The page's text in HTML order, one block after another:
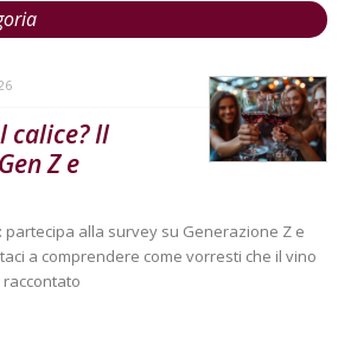
calice? Il
Z e
partecipa alla survey su Generazione Z e
a comprendere come vorresti che il vino